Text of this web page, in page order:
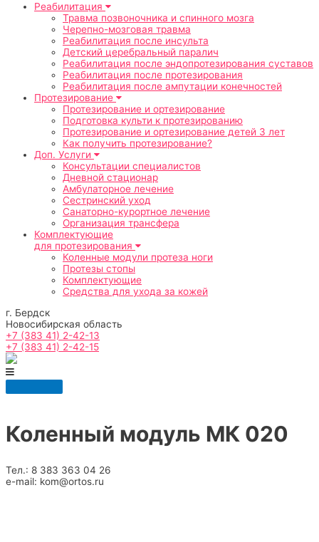
Реабилитация
Травма позвоночника и спинного мозга
Черепно-мозговая травма
Реабилитация после инсульта
Детский церебральный паралич
Реабилитация после эндопротезирования суставов
Реабилитация после протезирования
Реабилитация после ампутации конечностей
Протезирование
Протезирование и ортезирование
Подготовка культи к протезированию
Протезирование и ортезирование детей 3 лет
Как получить протезирование?
Доп. Услуги
Консультации специалистов
Дневной стационар
Амбулаторное лечение
Сестринский уход
Санаторно-курортное лечение
Организация трансфера
Комплектующие
для протезирования
Коленные модули протеза ноги
Протезы стопы
Комплектующие
Средства для ухода за кожей
г. Бердск
Новосибирская область
+7 (383 41) 2-42-13
+7 (383 41) 2-42-15
Главное
Коленный модуль МК 020
Тел.: 8 383 363 04 26
e-mail: kom@ortos.ru